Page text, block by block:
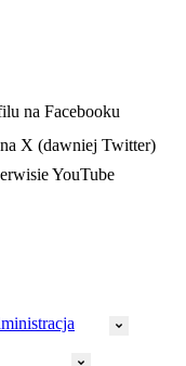
na Facebooku
X (dawniej Twitter)
YouTube